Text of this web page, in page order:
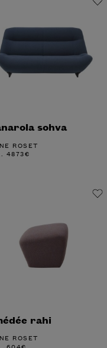
sohva
ROSET
4873€
rahi
ROSET